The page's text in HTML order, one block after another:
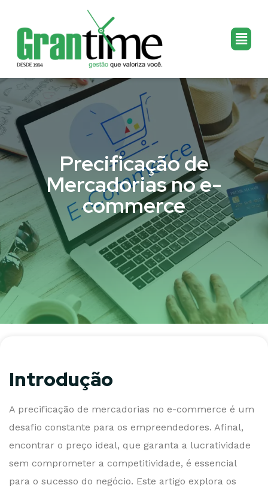
Precificação de
Mercadorias no e-
commerce
Introdução
A precificação de mercadorias no e-commerce é um
desafio constante para os empreendedores. Afinal,
encontrar o preço ideal, que garanta a lucratividade
sem comprometer a competitividade, é essencial
para o sucesso do negócio. Este artigo explora os